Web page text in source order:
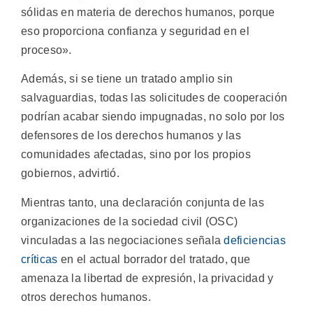
sólidas en materia de derechos humanos, porque
eso proporciona confianza y seguridad en el
proceso».
Además, si se tiene un tratado amplio sin
salvaguardias, todas las solicitudes de cooperación
podrían acabar siendo impugnadas, no solo por los
defensores de los derechos humanos y las
comunidades afectadas, sino por los propios
gobiernos, advirtió.
Mientras tanto, una declaración conjunta de las
organizaciones de la sociedad civil (OSC)
vinculadas a las negociaciones señaladeficiencias
críticas en el actual borrador del tratado, que
amenaza la libertad de expresión, la privacidad y
otros derechos humanos.